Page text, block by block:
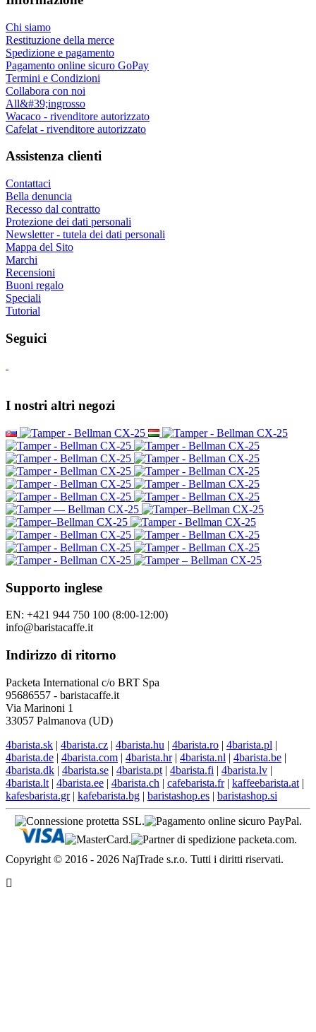
Chi siamo
Restituzione della merce
Spedizione e pagamento
Pagamento online sicuro GoPay
Termini e Condizioni
Collabora con noi
All&#39;ingrosso
Wacaco - rivenditore autorizzato
Cafelat - rivenditore autorizzato
Assistenza clienti
Contattaci
Bella denuncia
Recesso dal contratto
Protezione dei dati personali
Newsletter - tutela dei dati personali
Mappa del Sito
Marchi
Recensioni
Buoni regalo
Speciali
Tutorial
Seguici
I nostri altri negozi
Supporto inglese
EN: +421 944 750 100 (8:00-12:00)
info@baristacaffe.it
Indirizzo di ritorno
Packeta International c/o BRT Spa
95686557 - baristacaffe.it
Via Marinoni 1
33057 Palmanova (UD)
4barista.sk | 4barista.cz | 4barista.hu | 4barista.ro | 4barista.pl |
4barista.de | 4barista.com | 4barista.hr| 4barista.nl | 4barista.be |
4barista.dk | 4barista.se | 4barista.pt | 4barista.fi | 4barista.lv |
4barista.lt | 4barista.ee | 4barista.ch | cafebarista.fr| kaffeebarista.at |
kafesbarista.gr| kafebarista.bg | baristashop.es | baristashop.si
Copyright © 2016 - 2026 NajTrade s.r.o. Tutti i diritti riservati.